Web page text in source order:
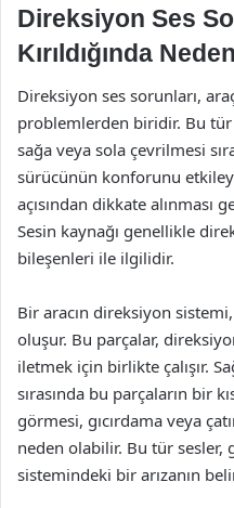
Direksiyon Ses
Kırıldığında
Direksiyon ses sorunları, araç
problemlerden biridir. Bu
sağa veya sola çevrilmesi
sürücünün konforunu
açısından dikkate alınması
Sesin kaynağı genellikle
bileşenleri ile ilgilidir.
Bir aracın direksiyon
oluşur. Bu parçalar,
iletmek için birlikte çalışır.
sırasında bu parçaların bir
görmesi, gıcırdama veya
neden olabilir. Bu tür sesler,
sistemindeki bir arızanın